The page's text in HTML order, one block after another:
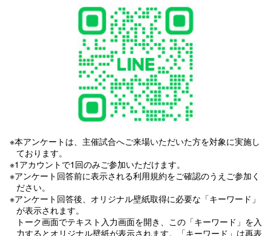
※本アンケートは、主催試合へご来場いただいた方を対象に実施し
ております。
※1アカウントで1回のみご参加いただけます。
※アンケート回答前に表示される利用規約をご確認のうえご参加く
ださい。
※アンケート回答後、オリジナル壁紙取得に必要な「キーワード」
が表示されます。
トーク画面でテキスト入力画面を開き、この「キーワード」を入
力するとオリジナル壁紙が表示されます。「キーワード」は再表